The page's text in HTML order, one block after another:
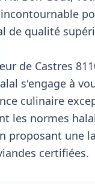
de qualité
de Castres
s'engage à
culinaire
les normes
proposant une
certifiées.